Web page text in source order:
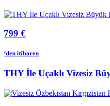
799 €
‘den itibaren
THY İle Uçaklı Vizesiz